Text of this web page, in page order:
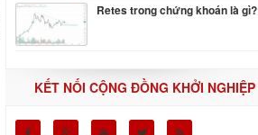
Retes trong chứng khoán là gì?
KẾT NỐI CỘNG ĐỒNG KHỞI NGHIỆP